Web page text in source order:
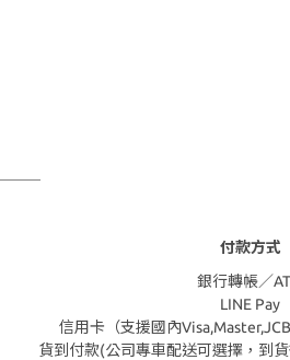
付款方式
銀行轉帳／
LINE Pay
信用卡（支援國內
貨到付款(公司專車配送可選擇，到